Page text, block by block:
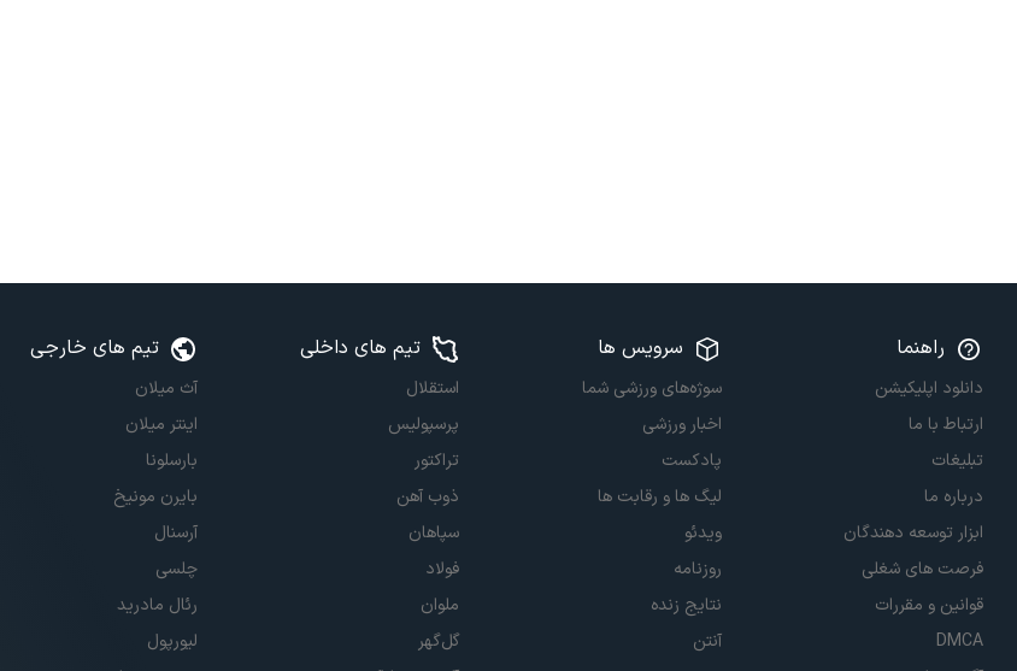
راهنما
دانلود اپلیکیشن
ارتباط با ما
تبلیغات
درباره ما
ابزار توسعه دهندگان
فرصت های شغلی
قوانین و مقررات
DMCA
سرویس ها
سوژه‌های ورزشی شما
اخبار ورزشی
پادکست
لیگ ها و رقابت ها
ویدئو
روزنامه
نتایج زنده
آنتن
تیم های داخلی
استقلال
پرسپولیس
تراکتور
ذوب آهن
سپاهان
فولاد
ملوان
گل‌گهر
تیم های خارجی
آث میلان
اینتر میلان
بارسلونا
بایرن مونیخ
آرسنال
چلسی
رئال مادرید
لیورپول